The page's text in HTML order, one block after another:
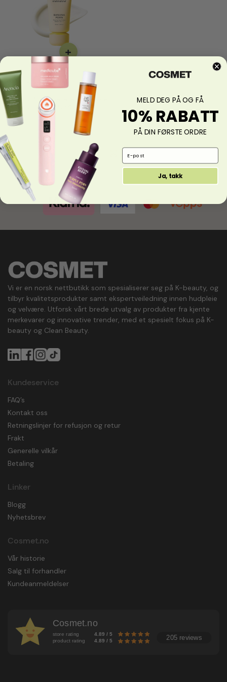
+
SHAISHAISHAI Banana PDRN Tone
Up Sun Primer SPF50+ PA++++
549,00 411,75
FacebookInstagramLinkedIn
Vi er en norsk nettbutikk som spesialiserer seg på K-beauty, og
tilbyr kvalitetsprodukter samt ekspertveiledning innen hudpleie
og velvære. Utforsk vårt brede utvalg av produkter fra kjente
merkevarer og innovative trender, med et spesielt fokus på K-
beauty og Clean Beauty.
Kundeservice
FAQ’s
Kontakt oss
Retningslinjer for refusjon og retur
Frakt
Generelle vilkår
Betaling
Linker
Blogg
Nyhetsbrev
Cosmet.no
Vår historie
Salg til forhandler
Kundeanmeldelser
Cosmet.no
store rating
4.89 / 5
product rating
4.89 / 5 205 reviews
MELD DEG PÅ OG FÅ
10% RABATT
PÅ DIN FØRSTE ORDRE
Email Address
Ja, takk